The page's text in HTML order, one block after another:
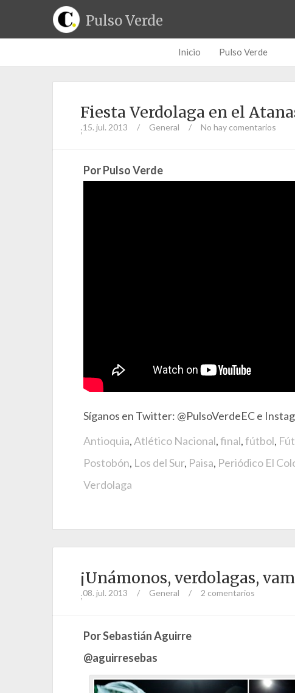
Pulso Verde
Inicio Pulso Verde
Fiesta Verdolaga en el
;15. jul. 2013 / General / No hay comentarios
Por Pulso Verde
Síganos en Twitter: @PulsoVerdeEC e
Antioquia,Atlético Nacional,final,fútbol,
Postobón, Los del Sur, Paisa, Periódico El
Verdolaga
¡Unámonos, verdolagas,
;08. jul. 2013 / General / 2 comentarios
Por Sebastián Aguirre
@aguirresebas